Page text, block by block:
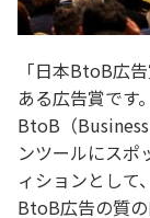
「日本BtoB広
ある広告賞です。
BtoB（
ンツールにスポ
ィションとして
BtoB広告の質の